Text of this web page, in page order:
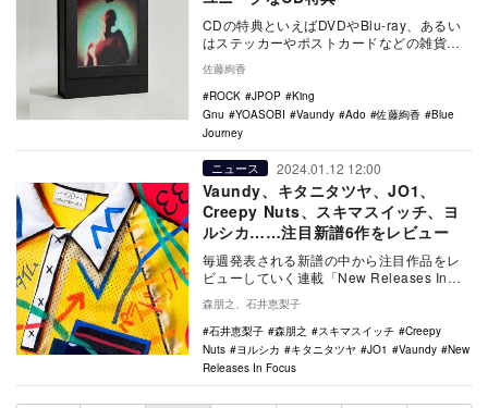
CDの特典といえばDVDやBlu-ray、あるい
はステッカーやポストカードなどの雑貨が
定番だが、必ずしもそこに当てはまらない
一風…
佐藤絢香
ROCK
JPOP
King
Gnu
YOASOBI Vaundy Ado 佐藤絢香
Blue
Journey
ニュース 2024.01.12 12:00
Vaundy、キタニタツヤ、JO1、
Creepy Nuts、スキマスイッチ、ヨ
ルシカ……注目新譜6作をレビュー
毎週発表される新譜の中から注目作品をレ
ビューしていく連載「New Releases In
Focus」。Vaundy「タイムパラ…
森朋之、石井恵梨子
石井恵梨子
森朋之 スキマスイッチ
Creepy
Nuts
ヨルシカ キタニタツヤ JO1 Vaundy
New
Releases In Focus